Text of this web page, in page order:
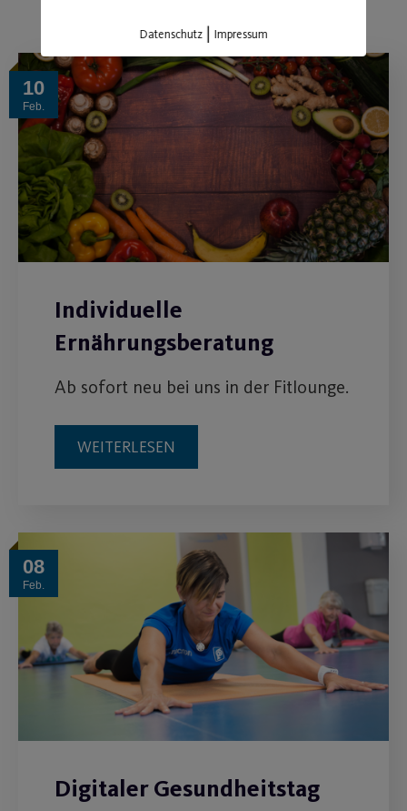
10
Feb.
Individuelle
Ernährungsberatung
Ab sofort neu bei uns in der Fitlounge.
WEITERLESEN
08
Feb.
Digitaler Gesundheitstag
Datenschutz| Impressum